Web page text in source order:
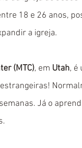
18 e 26 anos,
a igreja.
(MTC), em Utah, é
Já o